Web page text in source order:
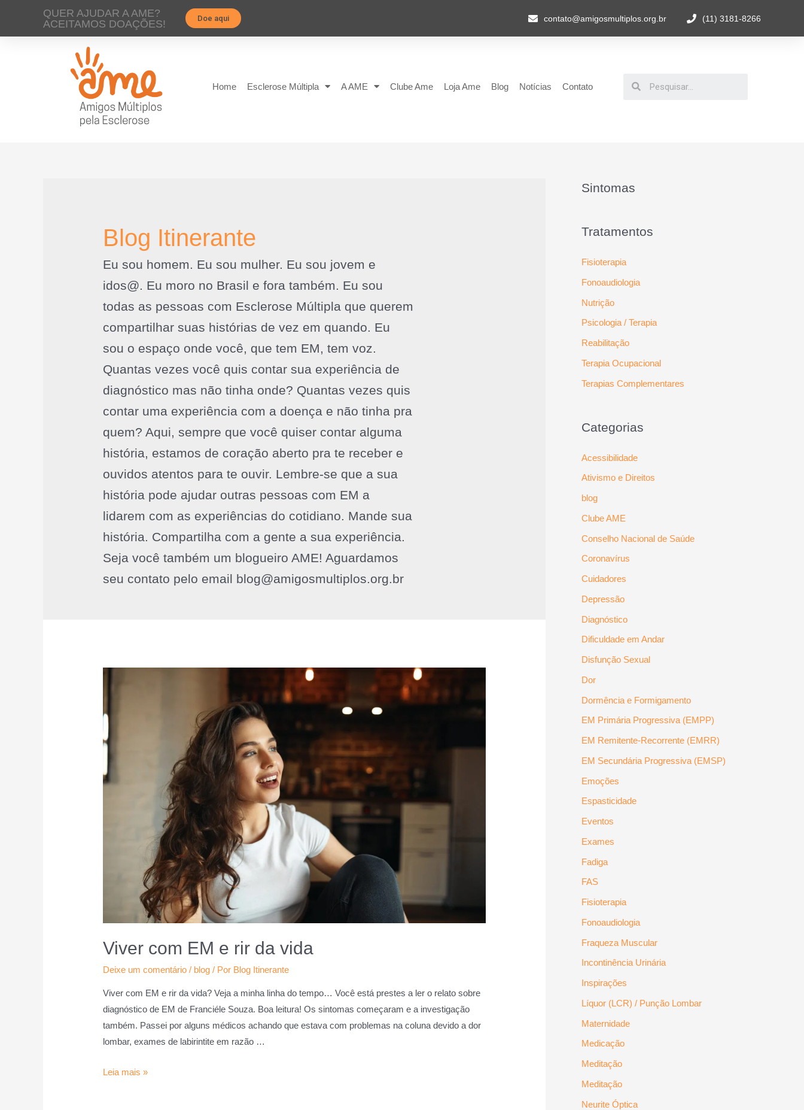
QUER AJUDAR A AME?
ACEITAMOS DOAÇÕES!
Doe aqui contato@amigosmultiplos.org.br (11) 3181-8266
Home Esclerose Múltipla A AME Clube Ame Loja Ame Blog Notícias Contato
Blog Itinerante
Eu sou homem. Eu sou mulher. Eu sou jovem e
idos@. Eu moro no Brasil e fora também. Eu sou
todas as pessoas com Esclerose Múltipla que querem
compartilhar suas histórias de vez em quando. Eu
sou o espaço onde você, que tem EM, tem voz.
Quantas vezes você quis contar sua experiência de
diagnóstico mas não tinha onde? Quantas vezes quis
contar uma experiência com a doença e não tinha pra
quem? Aqui, sempre que você quiser contar alguma
história, estamos de coração aberto pra te receber e
ouvidos atentos para te ouvir. Lembre-se que a sua
história pode ajudar outras pessoas com EM a
lidarem com as experiências do cotidiano. Mande sua
história. Compartilha com a gente a sua experiência.
Seja você também um blogueiro AME! Aguardamos
seu contato pelo email blog@amigosmultiplos.org.br
Viver com EM e rir da vida
Deixe um comentário / blog / Por Blog Itinerante
Viver com EM e rir da vida? Veja a minha linha do tempo… Você está prestes a ler o relato sobre
diagnóstico de EM de Franciéle Souza. Boa leitura! Os sintomas começaram e a investigação
também. Passei por alguns médicos achando que estava com problemas na coluna devido a dor
lombar, exames de labirintite em razão …
Leia mais »
Sintomas
Tratamentos
Fisioterapia
Fonoaudiologia
Nutrição
Psicologia / Terapia
Reabilitação
Terapia Ocupacional
Terapias Complementares
Categorias
Acessibilidade
Ativismo e Direitos
blog
Clube AME
Conselho Nacional de Saúde
Coronavírus
Cuidadores
Depressão
Diagnóstico
Dificuldade em Andar
Disfunção Sexual
Dor
Dormência e Formigamento
EM Primária Progressiva (EMPP)
EM Remitente-Recorrente (EMRR)
EM Secundária Progressiva (EMSP)
Emoções
Espasticidade
Eventos
Exames
Fadiga
FAS
Fisioterapia
Fonoaudiologia
Fraqueza Muscular
Incontinência Urinária
Inspirações
Líquor (LCR) / Punção Lombar
Maternidade
Medicação
Meditação
Meditação
Neurite Óptica